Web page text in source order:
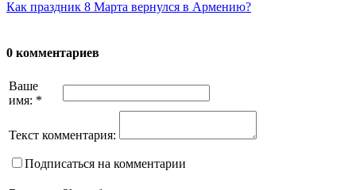
Как праздник 8 Марта вернулся в Армению?
0 комментариев
Ваше
имя: *
Текст комментария:
Подписаться на комментарии